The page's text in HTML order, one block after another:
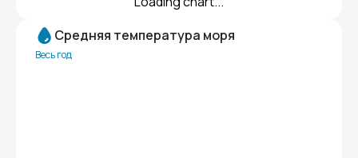
Средняя температура моря
Весь год